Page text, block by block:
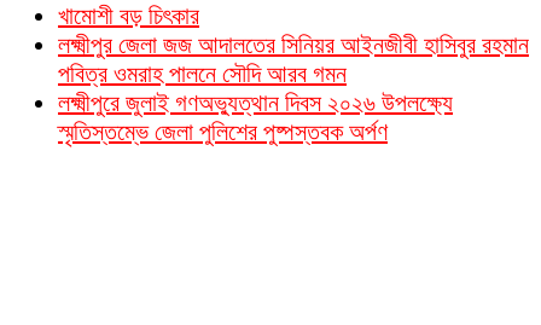
খামোশী বড় চিৎকার
লক্ষ্মীপুর জেলা জজ আদালতের সিনিয়র আইনজীবী হাসিবুর রহমান
পবিত্র ওমরাহ পালনে সৌদি আরব গমন
লক্ষ্মীপুরে জুলাই গণঅভ্যুত্থান দিবস ২০২৬ উপলক্ষ্যে
স্মৃতিস্তম্ভে জেলা পুলিশের পুষ্পস্তবক অর্পণ